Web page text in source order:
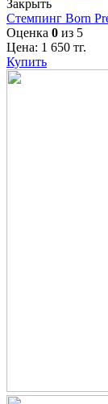
Закрыть
Стемпинг Born
Оценка 0 из 5
Цена: 1 650 тг.
Купить